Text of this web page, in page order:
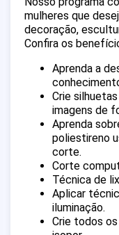
mulheres que
decoração,
Confira os
Aprenda a
Crie
imagens de
Aprenda
poliestireno
corte.
Corte
Técnica de
Aplicar
iluminação.
Crie todos